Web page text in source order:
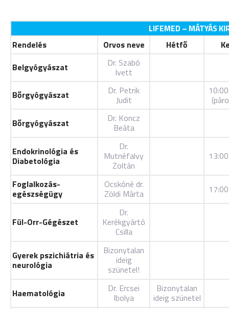
LIFEMED – MÁTYÁS
Rendelés
Orvos neve Hétfő
Belgyógyászat
Dr. Szabó
Ivett
Bőrgyógyászat
Dr. Petrik
Judit
Bőrgyógyászat
Dr. Koncz
Beáta
Endokrinológia és
Diabetológia
Dr.
Mutnéfalvy
Zoltán
Foglalkozás-
egészségügy
Ocskóné dr.
Zöldi Márta
Fül-Orr-Gégészet
Dr.
Kerékgyártó
Csilla
Gyerek pszichiátria és
neurológia
Bizonytalan
ideig
szünetel!
Haematológia
Dr. Ercsei
Ibolya
Bizonytalan
ideig szünetel